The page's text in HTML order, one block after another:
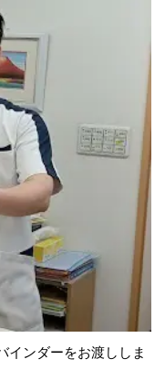
インダーをお渡ししま